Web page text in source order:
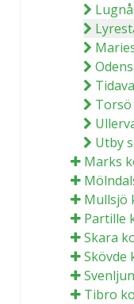
Torsö
Utby
Marks
Mullsjö
Partille
Skara
Skövde
Tibro